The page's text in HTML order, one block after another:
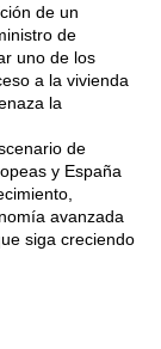
de un
de
uno de los
a la vivienda
la
de
y España
avanzada
siga creciendo